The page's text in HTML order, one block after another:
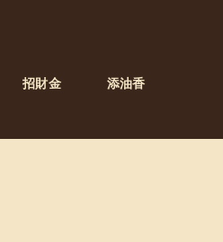
招財金 添油香